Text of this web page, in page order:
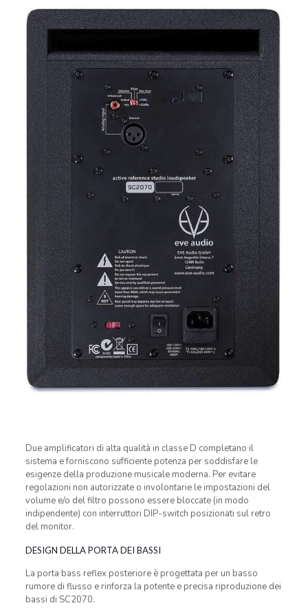
Due amplificatori di alta qualità in classe D completano il
sistema e forniscono sufficiente potenza per soddisfare le
esigenze della produzione musicale moderna. Per evitare
regolazioni non autorizzate o involontarie le impostazioni del
volume e/o del filtro possono essere bloccate (in modo
indipendente) con interruttori DIP-switch posizionati sul retro
del monitor.
DESIGN DELLA PORTA DEI BASSI
La porta bass reflex posteriore è progettata per un basso
rumore di flusso e rinforza la potente e precisa riproduzione dei
bassi di SC2070.